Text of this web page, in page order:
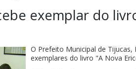
exemplar do
O Prefeito Municipal de Tijucas,
exemplares do livro "A Nova